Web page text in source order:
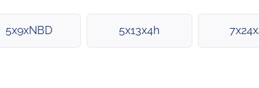
5x9xNBD 5x13x4h